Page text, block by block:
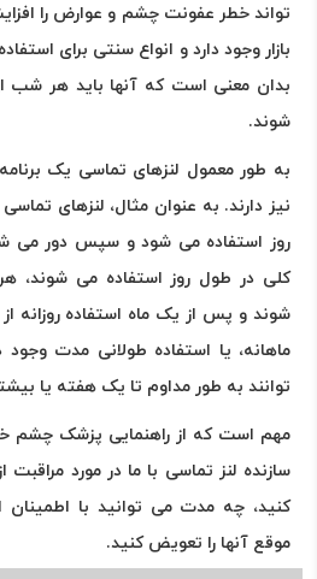
تواند خطر عفونت چشم و عوارض را
بازار وجود دارد و انواع سنتی برای
بدان معنی است که آنها باید هر شب
شوند.
به طور معمول لنزهای تماسی یک
نیز دارند. به عنوان مثال، لنزهای
روز استفاده می شود و سپس دور می
کلی در طول روز استفاده می شوند،
شوند و پس از یک ماه استفاده روزانه
ماهانه، یا استفاده طولانی مدت
توانند به طور مداوم تا یک هفته یا
مهم است که از راهنمایی پزشک چشم
سازنده لنز تماسی با ما در مورد
کنید، چه مدت می توانید با اطمینان
موقع آنها را تعویض کنید.